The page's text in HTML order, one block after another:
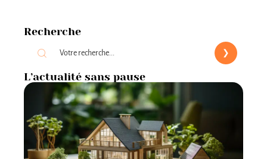
Recherche
L’actualité sans pause